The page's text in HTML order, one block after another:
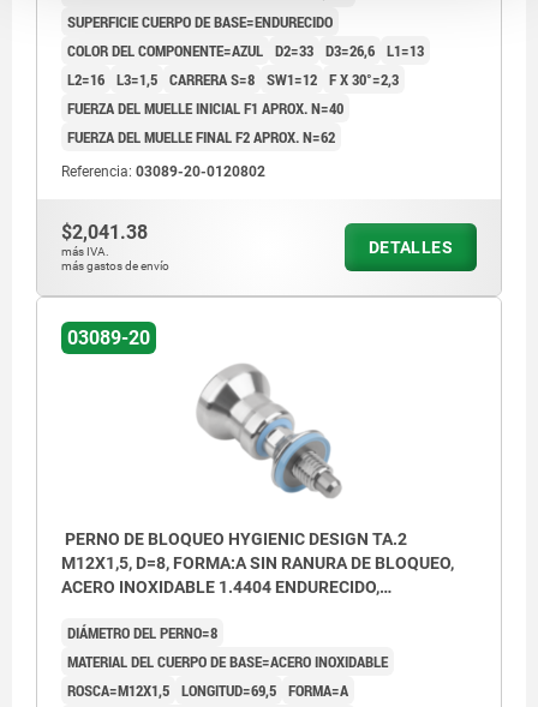
SUPERFICIE CUERPO DE BASE=ENDURECIDO
COLOR DEL COMPONENTE=AZUL D2=33 D3=26,6 L1=13
L2=16 L3=1,5 CARRERA S=8 SW1=12 F X 30°=2,3
FUERZA DEL MUELLE INICIAL F1 APROX. N=40
FUERZA DEL MUELLE FINAL F2 APROX. N=62
Referencia: 03089-20-0120802
$2,041.38
más IVA.
más gastos de envío
DETALLES
03089-20
PERNO DE BLOQUEO HYGIENIC DESIGN TA.2
M12X1,5, D=8, FORMA:A SIN RANURA DE BLOQUEO,
ACERO INOXIDABLE 1.4404 ENDURECIDO,
DIÁMETRO DEL PERNO=8
MATERIAL DEL CUERPO DE BASE=ACERO INOXIDABLE
ROSCA=M12X1,5 LONGITUD=69,5 FORMA=A